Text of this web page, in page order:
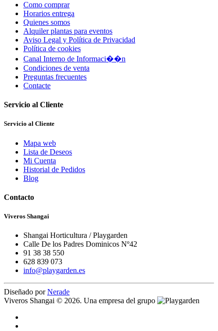
Como comprar
Horarios entrega
Quienes somos
Alquiler plantas para eventos
Aviso Legal y Política de Privacidad
Política de cookies
Canal Interno de Informaci��n
Condiciones de venta
Preguntas frecuentes
Contacte
Servicio al Cliente
Servicio al Cliente
Mapa web
Lista de Deseos
Mi Cuenta
Historial de Pedidos
Blog
Contacto
Viveros Shangai
Shangai Horticultura / Playgarden
Calle De los Padres Dominicos Nº42
91 38 38 550
628 839 073
info@playgarden.es
Diseñado porNerade
Viveros Shangai © 2026. Una empresa del grupo